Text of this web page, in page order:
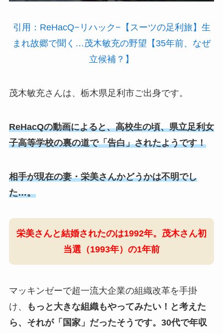
引用：ReHacQ−リハック−【スーツの足利旅】生
まれ故郷で聞く…茂木敏充の野望【35年前、なぜ
立候補？】
茂木敏充さんは、栃木県足利市ご出身です。
ReHacQの動画によると、高校生の頃、県立足利女
子高等学校の裏の道で「告白」されたようです！
相手が現在の妻・栄美さんかどうかは不明でし
た…。
栄美さんと結婚されたのは1992年。茂木さん初
当選（1993年）の1年前
マッキンゼーで超一流大企業の組織改革を手掛
け、
もっと大きな組織もやってみたい！と考えた
ら、それが「国家」だったそうです。30代で年収